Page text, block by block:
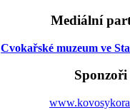
Mediální
Cvokařské muzeum ve
Sponzoři